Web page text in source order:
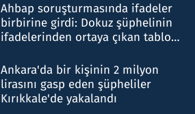
Ahbap soruşturmasında ifadeler
birbirine girdi: Dokuz şüphelinin
ifadelerinden ortaya çıkan tablo
Ankara'da bir kişinin 2 milyon
lirasını gasp eden şüpheliler
Kırıkkale'de yakalandı